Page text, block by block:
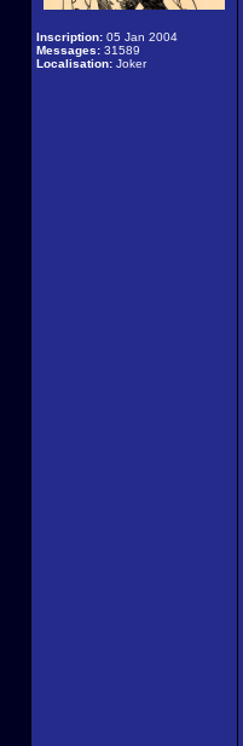
Inscription: 05 Jan 2004
Messages: 31589
Localisation: Joker